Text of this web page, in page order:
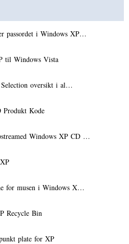
passordet i Windows XP…
til Windows Vista
Selection oversikt i al…
Produkt Kode
Windows XP CD …
for musen i Windows X…
Recycle Bin
plate for XP